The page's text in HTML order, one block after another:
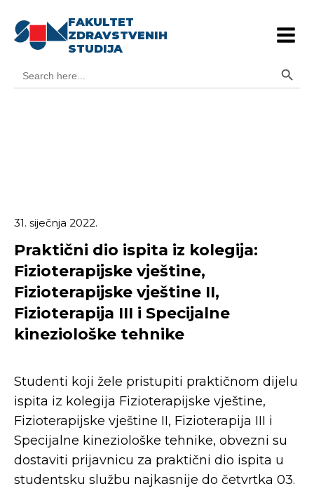
FAKULTET
ZDRAVSTVENIH
STUDIJA
for:
31. siječnja 2022.
Praktični dio ispita iz kolegija:
Fizioterapijske vještine,
Fizioterapijske vještine II,
Fizioterapija III i Specijalne
kineziološke tehnike
Studenti koji žele pristupiti praktičnom dijelu
ispita iz kolegija Fizioterapijske vještine,
Fizioterapijske vještine II, Fizioterapija III i
Specijalne kineziološke tehnike, obvezni su
dostaviti prijavnicu za praktični dio ispita u
studentsku službu najkasnije do četvrtka 03.